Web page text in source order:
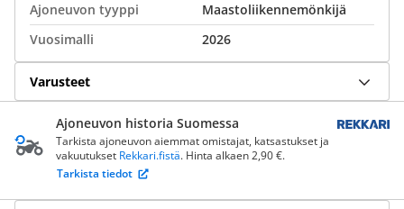
Ajoneuvon tyyppi
Maastoliikennemönkijä
Vuosimalli
2026
Varusteet
Ajoneuvon historia Suomessa
Tarkista ajoneuvon aiemmat omistajat, katsastukset ja
vakuutukset Rekkari.fistä. Hinta alkaen 2,90 €.
Tarkista tiedot